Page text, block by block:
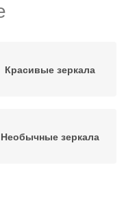
Красивые зеркала
Необычные зеркала